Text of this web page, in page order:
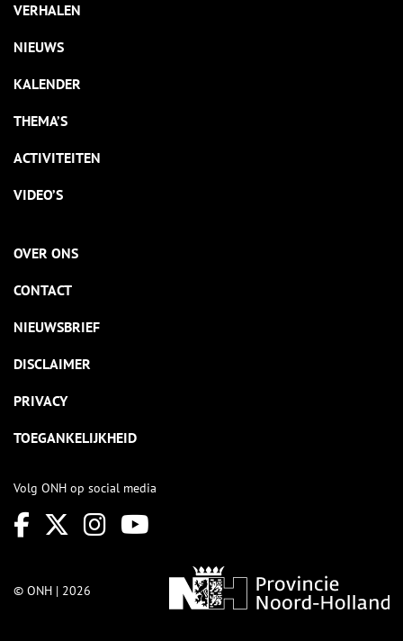
VERHALEN
NIEUWS
KALENDER
THEMA’S
ACTIVITEITEN
VIDEO’S
OVER ONS
CONTACT
NIEUWSBRIEF
DISCLAIMER
PRIVACY
TOEGANKELIJKHEID
Volg ONH op social media
© ONH | 2026